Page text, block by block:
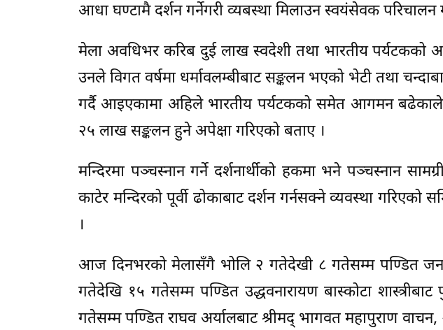
आधा घण्टामै दर्शन गर्नेगरी व्यबस्था मिलाउन स्वयंसेवक परिचालन
मेला अवधिभर करिब दुई लाख स्वदेशी तथा भारतीय पर्यटकको
उनले विगत वर्षमा धर्मावलम्बीबाट सङ्कलन भएको भेटी तथा
गर्दै आइएकामा अहिले भारतीय पर्यटकको समेत आगमन
२५ लाख सङ्कलन हुने अपेक्षा गरिएको बताए ।
मन्दिरमा पञ्चस्नान गर्ने दर्शनार्थीको हकमा भने पञ्चस्नान
काटेर मन्दिरको पूर्वी ढोकाबाट दर्शन गर्नसक्ने व्यवस्था
।
आज दिनभरको मेलासँगै भोलि २ गतेदेखी ८ गतेसम्म पण्डित
गतेदेखि १५ गतेसम्म पण्डित उद्धवनारायण बास्कोटा
गतेसम्म पण्डित राघव अर्यालबाट श्रीमद् भागवत महापुराण